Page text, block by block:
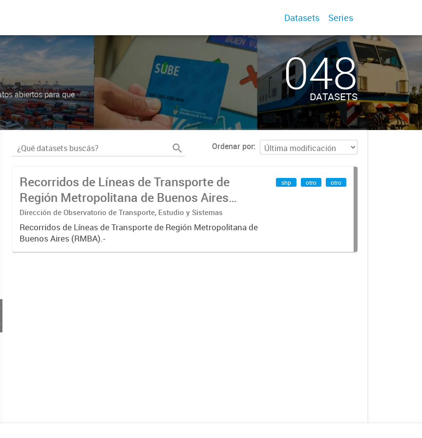
Datasets Series
abiertos para que
048
DATASETS
Ordenar por
Recorridos de Líneas de Transporte de
Región Metropolitana de Buenos Aires
(RMBA)
Dirección de Observatorio de Transporte, Estudio y Sistemas
Recorridos de Líneas de Transporte de Región Metropolitana de
Buenos Aires (RMBA).-
shp otro otro